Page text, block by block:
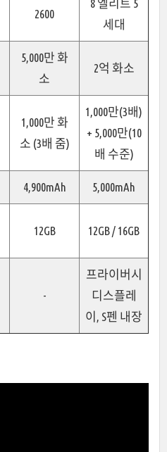
2600
8 엘리트 5
세대
5,000만 화
소
2억 화소
1,000만 화
소 (3배 줌)
1,000만(3배)
+ 5,000만(10
배 수준)
4,900mAh 5,000mAh
12GB 12GB / 16GB
-
프라이버시
디스플레
이, S펜 내장